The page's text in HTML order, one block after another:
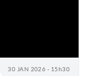
30 JAN 2026 - 15h30